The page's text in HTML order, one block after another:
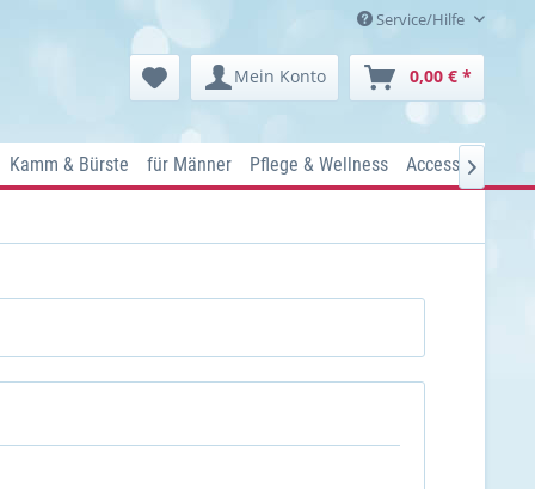
Service/Hilfe
Mein Konto 0,00 € *
Kamm & Bürste für Männer Pflege & Wellness Accessoires
